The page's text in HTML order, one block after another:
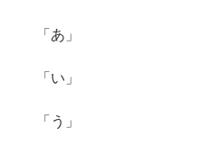
「あ」
「い」
「う」